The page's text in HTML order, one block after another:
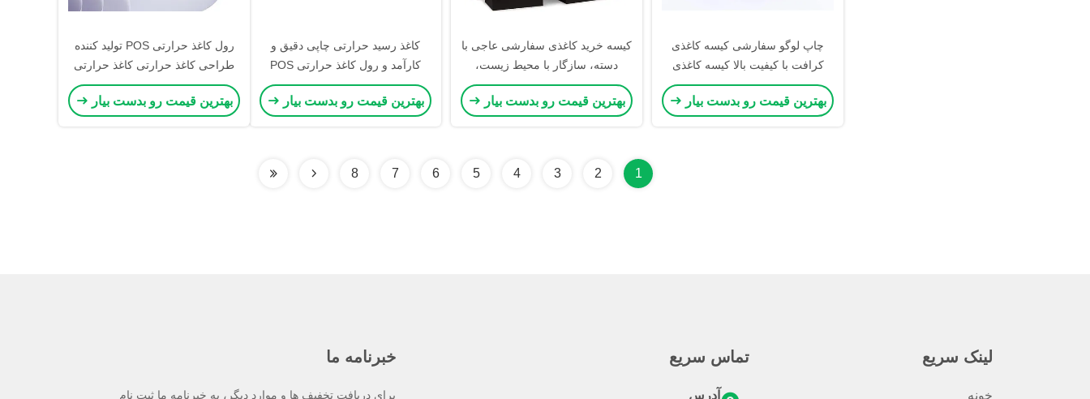
چاپ لوگو سفارشی کیسه کاغذی
کرافت با کیفیت بالا کیسه کاغذی
خرید عمده
بهترین قیمت رو بدست بیار
کیسه خرید کاغذی سفارشی عاجی با
دسته، سازگار با محیط زیست،
تجزیه‌پذیر، درجه غذایی و یکبار
مصرف
بهترین قیمت رو بدست بیار
کاغذ رسید حرارتی چاپی دقیق و
کارآمد و رول کاغذ حرارتی POS
بهترین قیمت رو بدست بیار
رول کاغذ حرارتی POS تولید کننده
طراحی کاغذ حرارتی کاغذ حرارتی
رنگی برای چاپگر POS رول کاغذ
حرارتی
بهترین قیمت رو بدست بیار
1
2
3
4
5
6
7
8
لینک سریع
خونه
تماس سریع
آدرس
خبرنامه ما
برای دریافت تخفیف ها و موارد دیگر، به خبرنامه ما ثبت نام